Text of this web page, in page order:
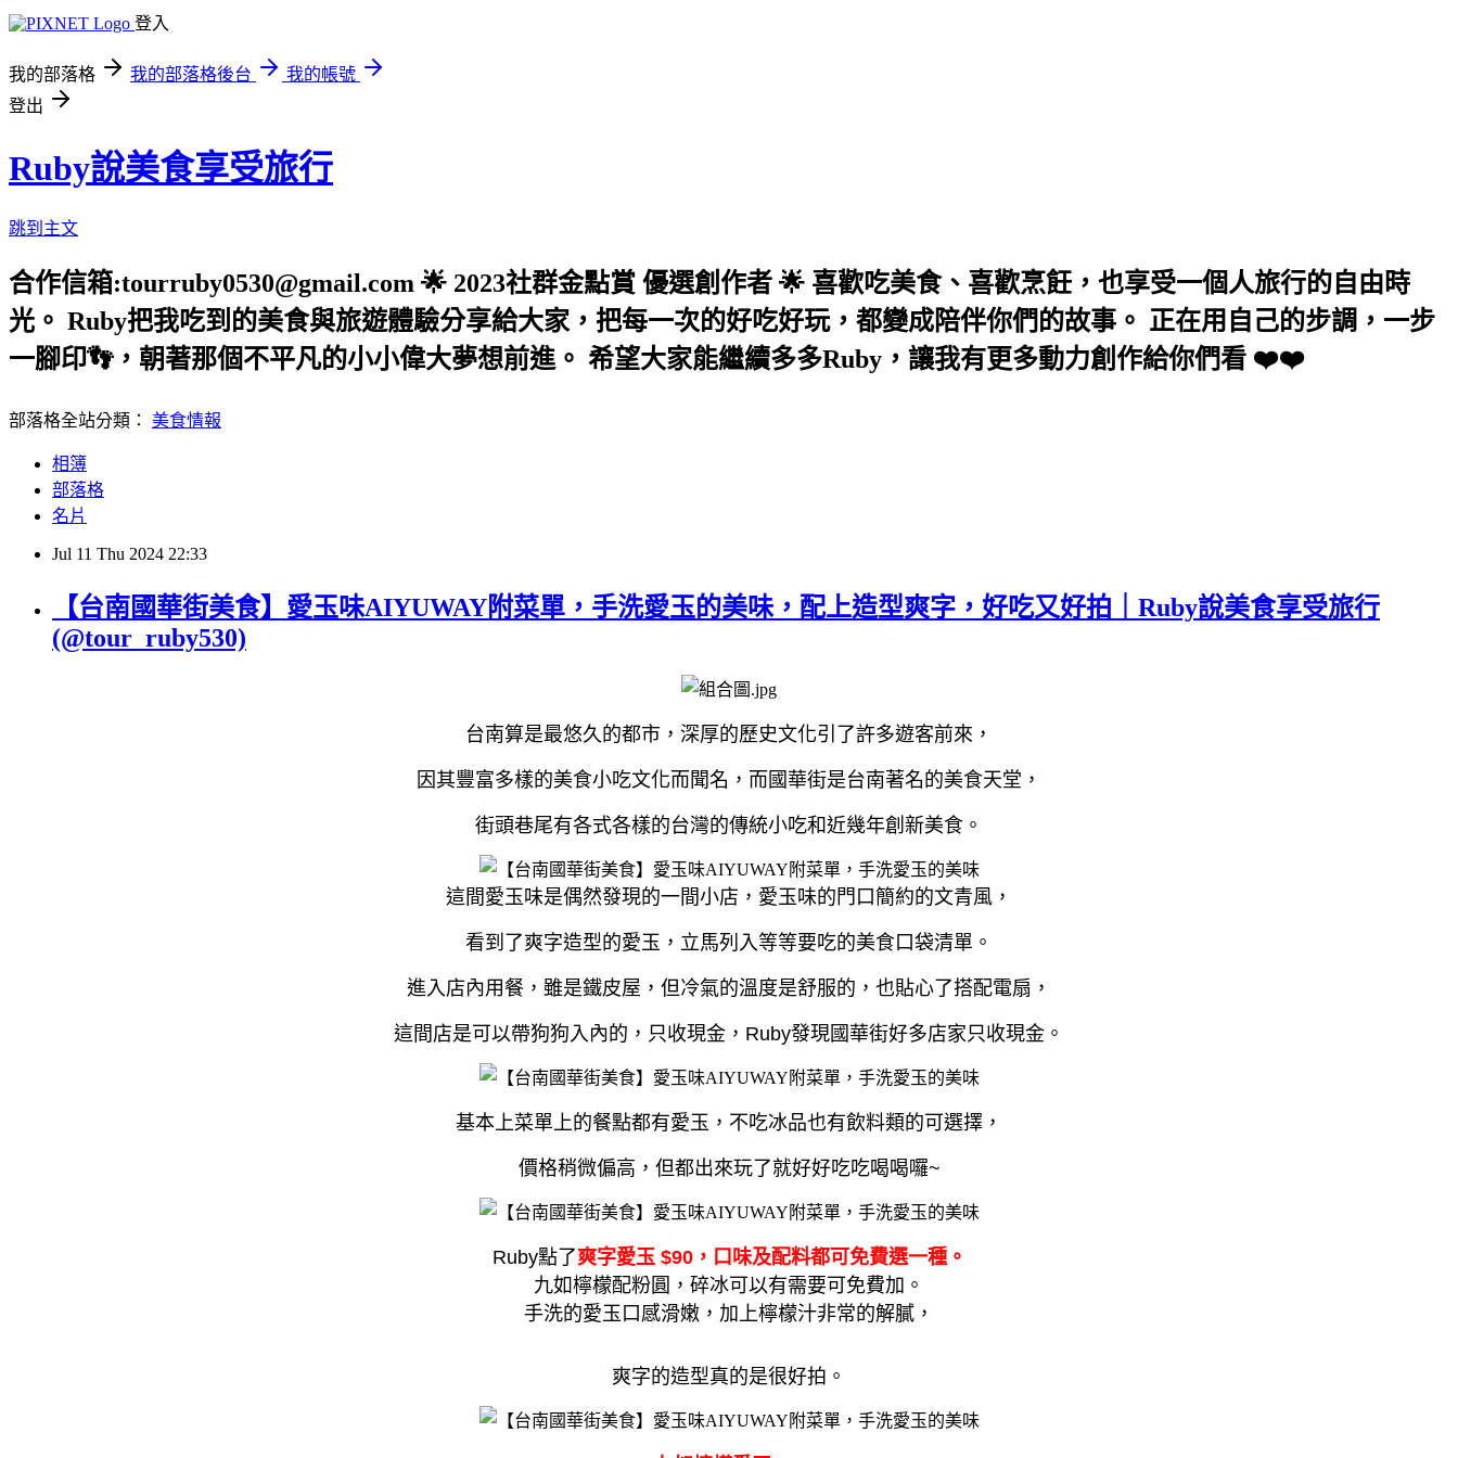
登入
我的部落格 我的部落格後台
我的帳號
登出
Ruby說美食享受旅行
跳到主文
合作信箱:tourruby0530@gmail.com 🌟 2023社群金點賞 優選創作者 🌟 喜歡吃美食、喜歡烹飪，也享受一個人旅行的自由時
光。 Ruby把我吃到的美食與旅遊體驗分享給大家，把每一次的好吃好玩，都變成陪伴你們的故事。 正在用自己的步調，一步
一腳印👣，朝著那個不平凡的小小偉大夢想前進。 希望大家能繼續多多Ruby，讓我有更多動力創作給你們看 ❤️❤️
部落格全站分類： 美食情報
相簿
部落格
名片
Jul 11 Thu 2024 22:33
【台南國華街美食】愛玉味AIYUWAY附菜單，手洗愛玉的美味，配上造型爽字，好吃又好拍｜Ruby說美食享受旅行
(@tour_ruby530)
台南算是最悠久的都市，深厚的歷史文化引了許多遊客前來，
因其豐富多樣的美食小吃文化而聞名，而國華街是台南著名的美食天堂，
街頭巷尾有各式各樣的台灣的傳統小吃和近幾年創新美食。
這間愛玉味是偶然發現的一間小店，愛玉味的門口簡約的文青風，
看到了爽字造型的愛玉，立馬列入等等要吃的美食口袋清單。
進入店內用餐，雖是鐵皮屋，但冷氣的溫度是舒服的，也貼心了搭配電扇，
這間店是可以帶狗狗入內的，只收現金，Ruby發現國華街好多店家只收現金。
基本上菜單上的餐點都有愛玉，不吃冰品也有飲料類的可選擇，
價格稍微偏高，但都出來玩了就好好吃吃喝喝囉~
Ruby點了爽字愛玉 $90，口味及配料都可免費選一種。
九如檸檬配粉圓，碎冰可以有需要可免費加。
手洗的愛玉口感滑嫩，加上檸檬汁非常的解膩，
爽字的造型真的是很好拍。